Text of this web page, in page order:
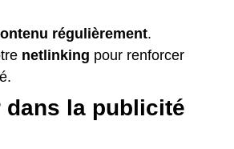
régulièrement.
netlinking pour renforcer
dans la publicité